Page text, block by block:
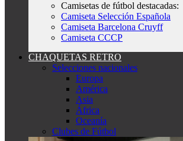
Camisetas de fútbol destacadas:
Camiseta Selección Española
Camiseta Barcelona Cruyff
Camiseta CCCP
CHAQUETAS RETRO
Selecciones nacionales
Europa
América
Asia
África
Oceanía
Clubes de Fútbol